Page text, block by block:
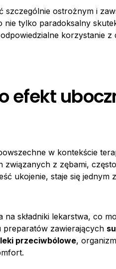
szczególnie ostrożnym i
tylko paradoksalny
korzystanie z
efekt
w kontekście
z zębami,
ukojenie, staje się jednym
na składniki lekarstwa, co
preparatów zawierających
leki przeciwbólowe,